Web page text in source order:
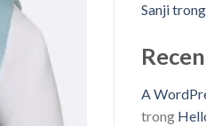
Sanji
A
trong